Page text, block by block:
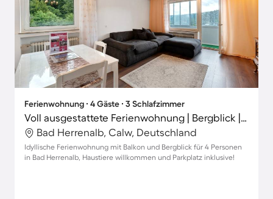
Ferienwohnung ∙ 4 Gäste ∙ 3 Schlafzimmer
Voll ausgestattete Ferienwohnung | Bergblick | Ideal für Homeoffice | Haustiere erlaubt
Bad Herrenalb, Calw, Deutschland
Idyllische Ferienwohnung mit Balkon und Bergblick für 4 Personen
in Bad Herrenalb, Haustiere willkommen und Parkplatz inklusive!